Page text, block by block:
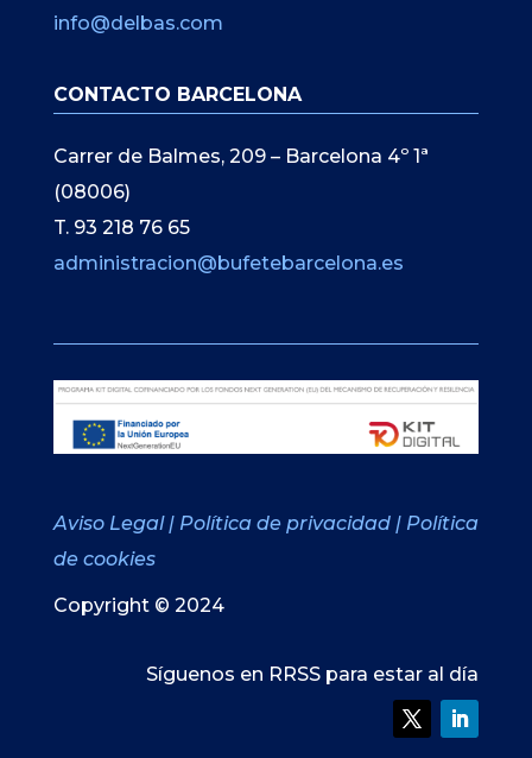
info@delbas.com
CONTACTO BARCELONA
Carrer de Balmes, 209 – Barcelona 4º 1ª
(08006)
T. 93 218 76 65
administracion@bufetebarcelona.es
Aviso Legal | Política de privacidad | Política
de cookies
Copyright © 2024
Síguenos en RRSS para estar al día